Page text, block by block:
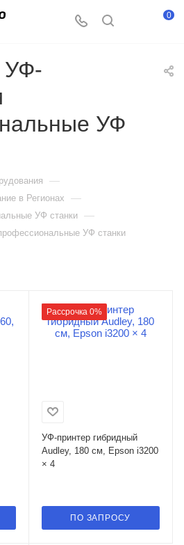
0
УФ-
УФ
—
в Регионах —
УФ станки —
УФ станки
Рассрочка 0%
УФ-принтер гибридный
Audley, 180 см, Epson i3200
× 4
ПО ЗАПРОСУ